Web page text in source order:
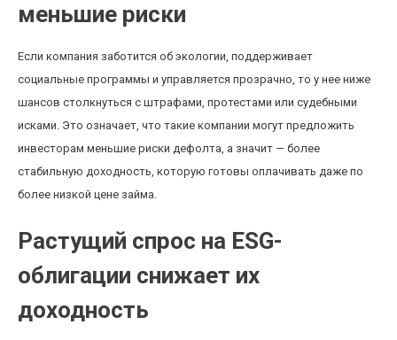
меньшие риски
Если компания заботится об экологии, поддерживает
социальные программы и управляется прозрачно, то у нее ниже
шансов столкнуться с штрафами, протестами или судебными
исками. Это означает, что такие компании могут предложить
инвесторам меньшие риски дефолта, а значит — более
стабильную доходность, которую готовы оплачивать даже по
более низкой цене займа.
Растущий спрос на ESG-
облигации снижает их
доходность